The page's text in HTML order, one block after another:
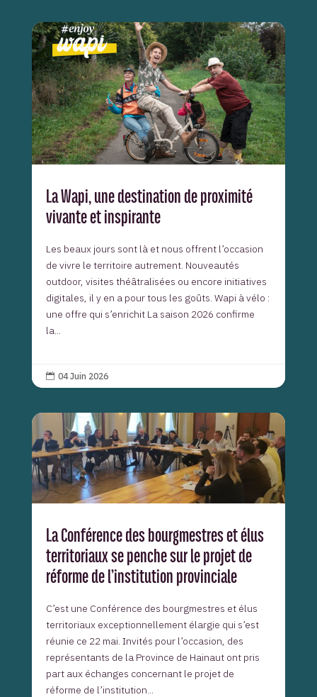
La Wapi, une destination de proximité
vivante et inspirante
Les beaux jours sont là et nous offrent l’occasion
de vivre le territoire autrement. Nouveautés
outdoor, visites théâtralisées ou encore initiatives
digitales, il y en a pour tous les goûts. Wapi à vélo :
une offre qui s’enrichit La saison 2026 confirme
la...
 04 Juin 2026
La Conférence des bourgmestres et élus
territoriaux se penche sur le projet de
réforme de l’institution provinciale
C’est une Conférence des bourgmestres et élus
territoriaux exceptionnellement élargie qui s’est
réunie ce 22 mai. Invités pour l’occasion, des
représentants de la Province de Hainaut ont pris
part aux échanges concernant le projet de
réforme de l’institution...